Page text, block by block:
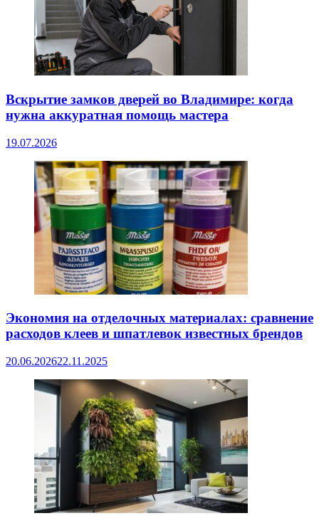
Вскрытие замков дверей во Владимире: когда
нужна аккуратная помощь мастера
19.07.2026
Экономия на отделочных материалах: сравнение
расходов клеев и шпатлевок известных брендов
20.06.202622.11.2025